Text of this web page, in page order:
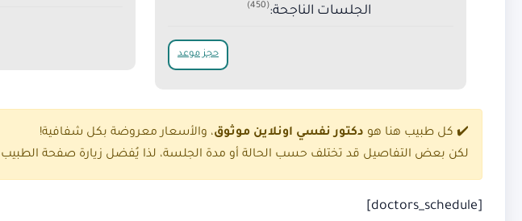
الجلسات الناجحة:(450)
حجز موعد
✔️ كل طبيب هنا هو دكتور نفسي اونلاين موثوق، والأسعار معروضة بكل شفافية!
لكن بعض التفاصيل قد تختلف حسب الحالة أو مدة الجلسة، لذا يُفضل زيارة صفحة
[doctors_schedule]